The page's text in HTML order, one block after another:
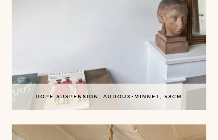
ROPE SUSPENSION, AUDOUX-MINNET, 58CM